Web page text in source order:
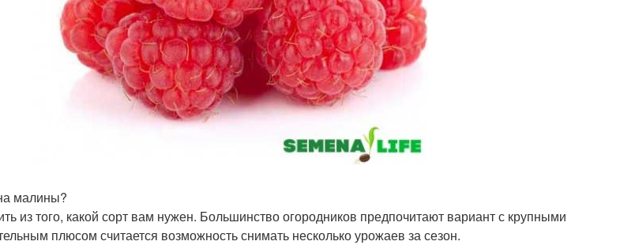
малины?
из того, какой сорт вам нужен. Большинство огородников предпочитают вариант с крупными
плюсом считается возможность снимать несколько урожаев за сезон.